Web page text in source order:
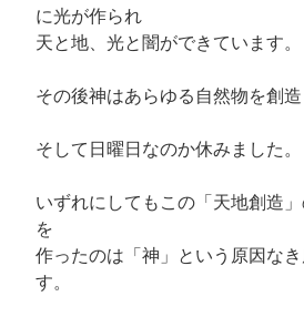
に光が作られ
天と地、光と闇ができています。
その後神はあらゆる自然物を創造
そして日曜日なのか休みました。
いずれにしてもこの「天地創造
を
作ったのは「神」という原因な
す。